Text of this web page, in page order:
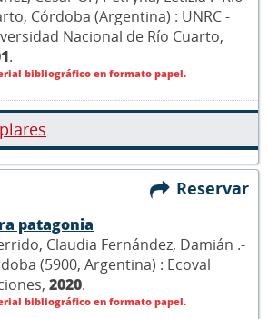
Córdoba (Argentina) : UNRC -
Nacional de Río Cuarto,
.
bibliográfico en formato papel.
Reservar
patagonia
Claudia Fernández, Damián .-
(5900, Argentina) : Ecoval
2020.
bibliográfico en formato papel.